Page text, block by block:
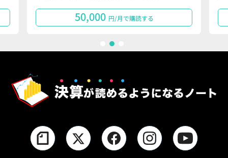
50,000 円/月で購読する